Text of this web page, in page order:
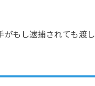
がもし逮捕されても渡し